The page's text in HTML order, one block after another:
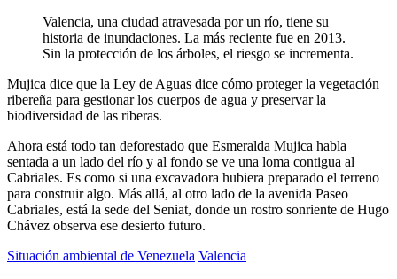
Valencia, una ciudad atravesada por un río, tiene su
historia de inundaciones. La más reciente fue en 2013.
Sin la protección de los árboles, el riesgo se incrementa.
Mujica dice que la Ley de Aguas dice cómo proteger la vegetación
ribereña para gestionar los cuerpos de agua y preservar la
biodiversidad de las riberas.
Ahora está todo tan deforestado que Esmeralda Mujica habla
sentada a un lado del río y al fondo se ve una loma contigua al
Cabriales. Es como si una excavadora hubiera preparado el terreno
para construir algo. Más allá, al otro lado de la avenida Paseo
Cabriales, está la sede del Seniat, donde un rostro sonriente de Hugo
Chávez observa ese desierto futuro.
Situación ambiental de Venezuela Valencia